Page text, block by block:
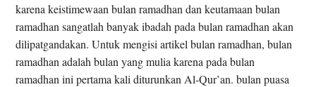
karena keistimewaan bulan ramadhan dan keutamaan bulan
ramadhan sangatlah banyak ibadah pada bulan ramadhan akan
dilipatgandakan. Untuk mengisi artikel bulan ramadhan, bulan
ramadhan adalah bulan yang mulia karena pada bulan
ramadhan ini pertama kali diturunkan Al-Qur’an. bulan puasa